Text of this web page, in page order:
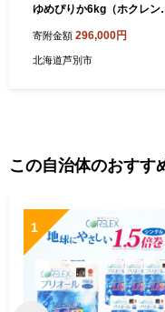
ゆめぴりか6kg（ホクレン
せ ごはん 道産米 ブランド米
6キロ お米 ご飯 米 北海道米
寄附金額 296,000円
北海道芦別市
この自治体のおすす
1